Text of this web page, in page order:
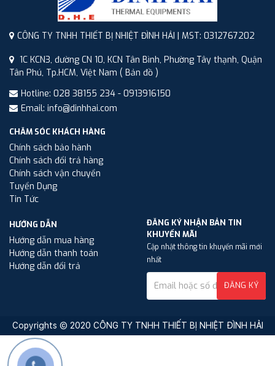
CÔNG TY TNHH THIẾT BỊ NHIỆT ĐÌNH HẢI | MST: 0312767202
1C KCN3, đường CN 10, KCN Tân Bình, Phường Tây thạnh, Quận
Tân Phú, Tp.HCM, Việt Nam ( Bản đồ )
Hotline: 028 38155 234 - 0913916150
Email: info@dinhhai.com
CHĂM SÓC KHÁCH HÀNG
Chính sách bảo hành
Chính sách đổi trả hàng
Chính sách vận chuyển
Tuyển Dụng
Tin Tức
HƯỚNG DẪN
Hướng dẫn mua hàng
Hướng dẫn thanh toán
Hướng dẫn đổi trả
ĐĂNG KÝ NHẬN BẢN TIN
KHUYẾN MÃI
Cập nhật thông tin khuyến mãi mới
nhất
ĐĂNG KÝ
Copyrights © 2020 CÔNG TY TNHH THIẾT BỊ NHIỆT ĐÌNH HẢI